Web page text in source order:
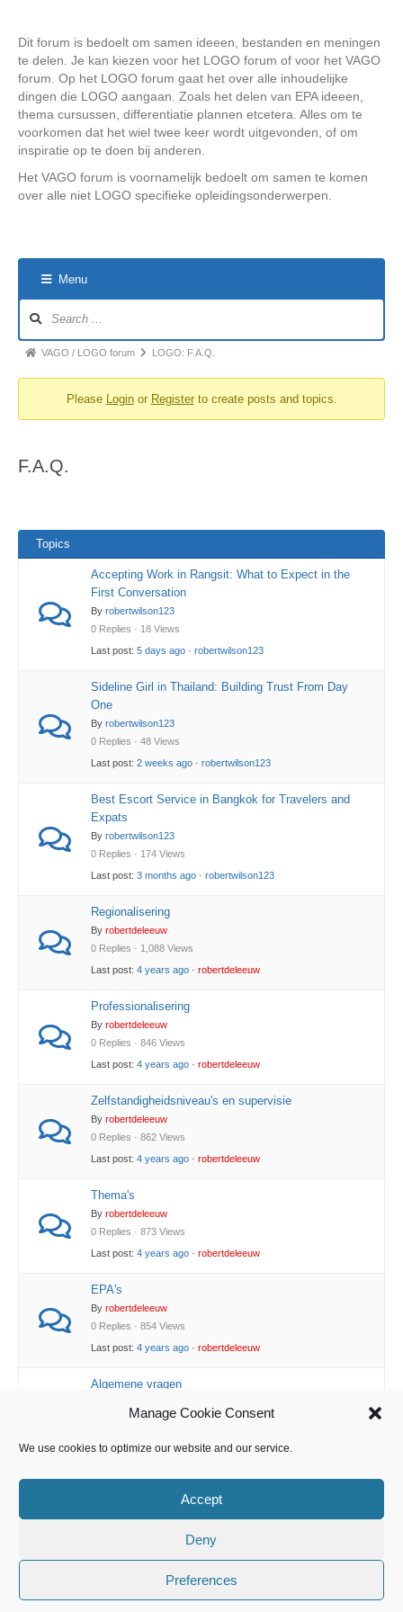
Manage Cookie Consent
We use cookies to optimize our website and our service.
Accept
Deny
Preferences
Dit forum is bedoelt om samen ideeen, bestanden en meningen
te delen. Je kan kiezen voor het LOGO forum of voor het VAGO
forum. Op het LOGO forum gaat het over alle inhoudelijke
dingen die LOGO aangaan. Zoals het delen van EPA ideeen,
thema cursussen, differentiatie plannen etcetera. Alles om te
voorkomen dat het wiel twee keer wordt uitgevonden, of om
inspiratie op te doen bij anderen.
Het VAGO forum is voornamelijk bedoelt om samen te komen
over alle niet LOGO specifieke opleidingsonderwerpen.
Menu
Navigation
Forum
You
here:
VAGO / LOGO forum LOGO: F.A.Q.
Please Loginor Registerto create posts and topics.
F.A.Q.
Topics
Accepting Work in Rangsit: What to Expect in the
First Conversation
By robertwilson123
0 Replies · 18 Views
Last post: 5 days ago · robertwilson123
Sideline Girl in Thailand: Building Trust From Day
One
By robertwilson123
0 Replies · 48 Views
Last post: 2 weeks ago · robertwilson123
Best Escort Service in Bangkok for Travelers and
Expats
By robertwilson123
0 Replies · 174 Views
Last post: 3 months ago · robertwilson123
Regionalisering
By robertdeleeuw
0 Replies · 1,088 Views
Last post: 4 years ago · robertdeleeuw
Professionalisering
By robertdeleeuw
0 Replies · 846 Views
Last post: 4 years ago · robertdeleeuw
Zelfstandigheidsniveau's en supervisie
By robertdeleeuw
0 Replies · 862 Views
Last post: 4 years ago · robertdeleeuw
Thema's
By robertdeleeuw
0 Replies · 873 Views
Last post: 4 years ago · robertdeleeuw
EPA's
By robertdeleeuw
0 Replies · 854 Views
Last post: 4 years ago · robertdeleeuw
Algemene vragen
0 Replies · 999 Views
Last post: 4 years ago· robertdeleeuw
Landelijk Opleidingsplan Gynaecologie en Obstetrie 2021